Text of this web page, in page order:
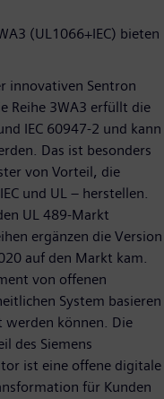
(UL1066+IEC) bieten
innovativen Sentron
Reihe 3WA3 erfüllt die
IEC 60947-2 und kann
Das ist besonders
von Vorteil, die
und UL – herstellen.
UL 489-Markt
ergänzen die Version
auf den Markt kam.
von offenen
System basieren
können. Die
des Siemens
ist eine offene digitale
für Kunden